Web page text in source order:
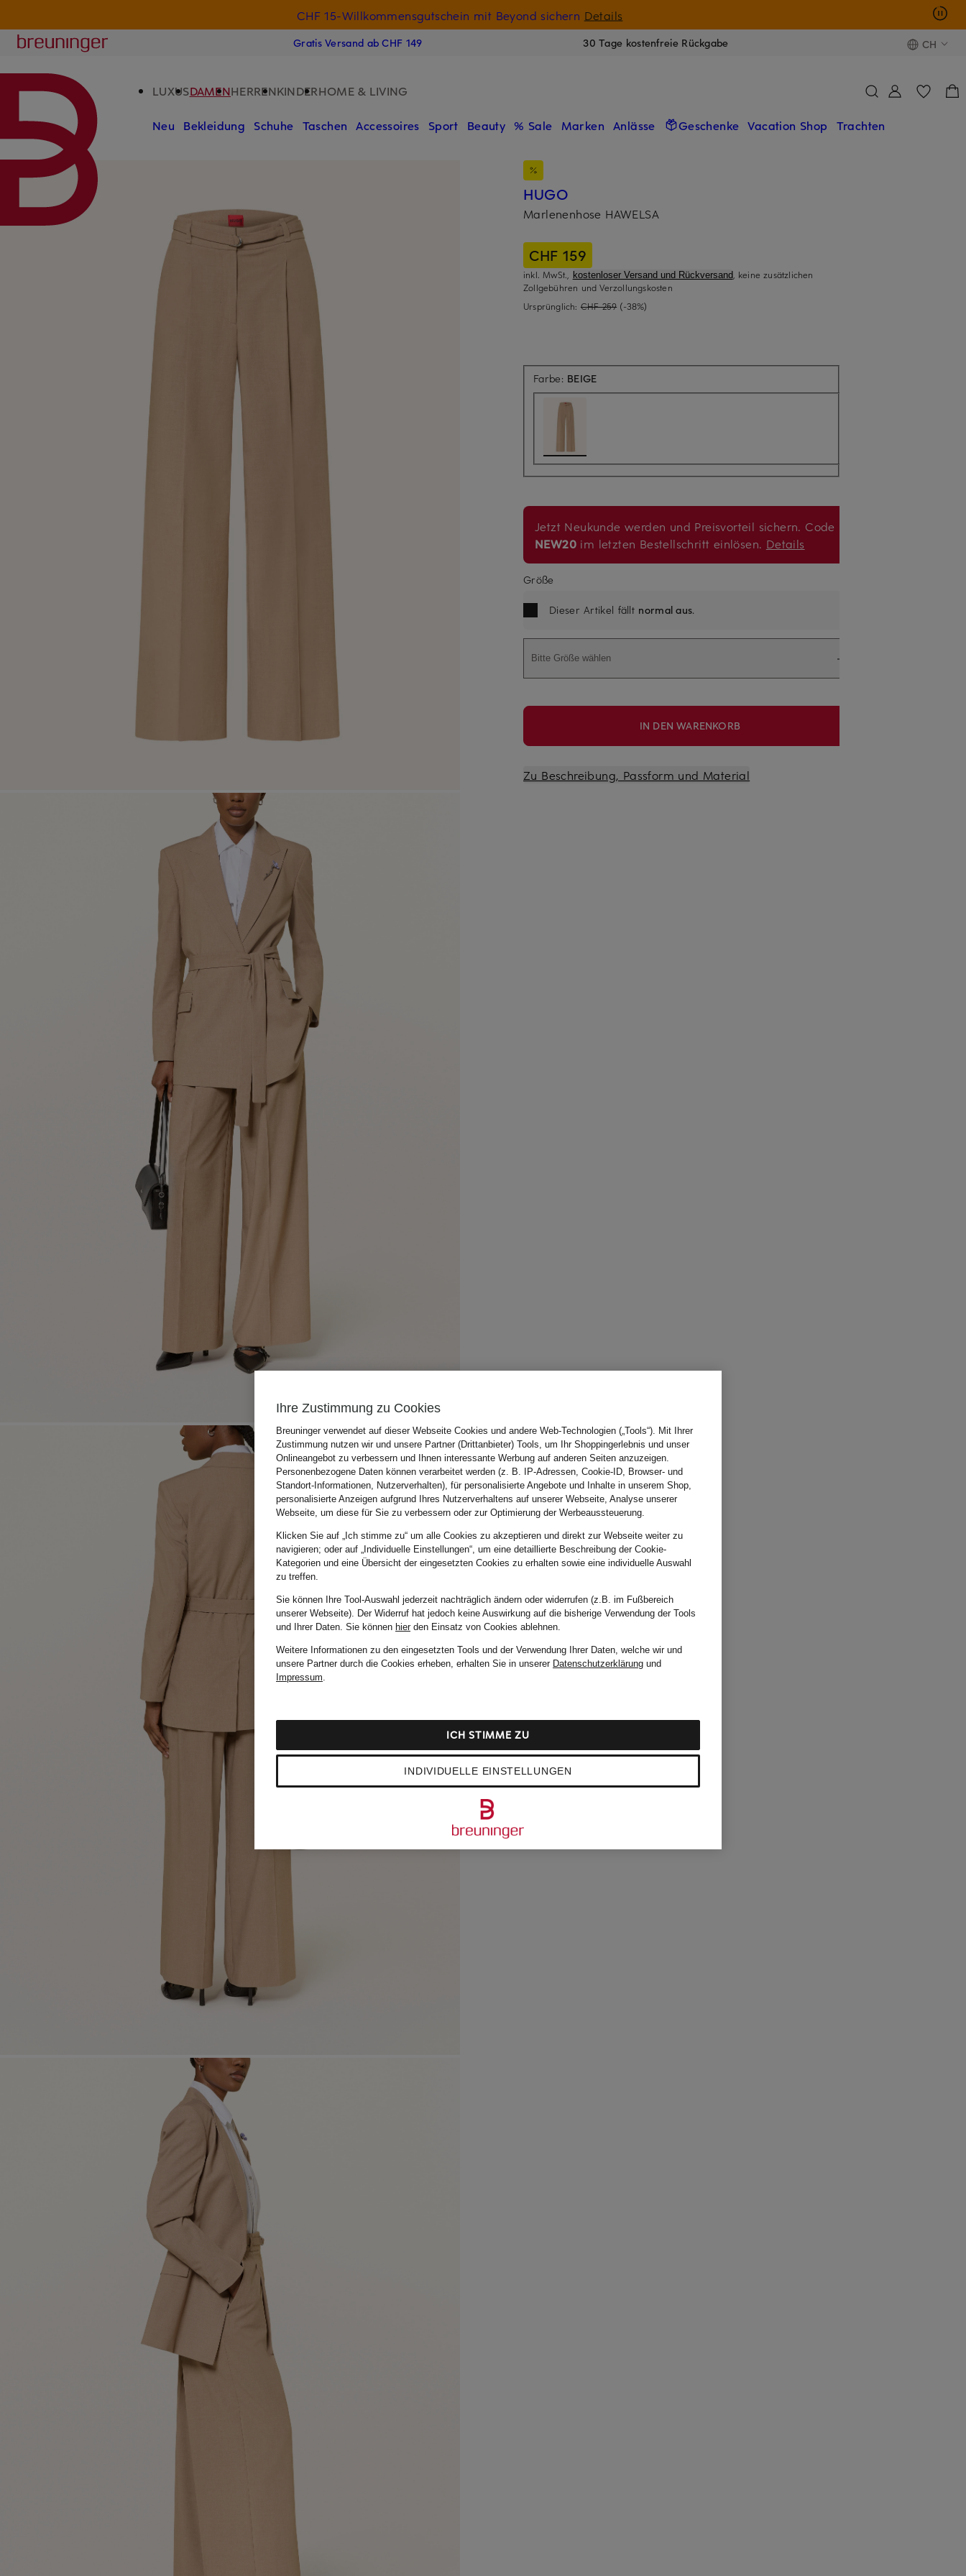
CHF 15-Willkommensgutschein mit Beyond sichern Details
Breuninger
Gratis Versand ab CHF 149 30 Tage kostenfreie Rückgabe CH
LUXUSDAMENHERRENKINDERHOME & LIVING
Neu Bekleidung Schuhe Taschen Accessoires Sport Beauty % Sale Marken Anlässe Geschenke Vacation Shop Trachten
HUGO
Marlenenhose HAWELSA
CHF 159
inkl. MwSt., kostenloser Versand und Rückversand, keine zusätzlichen
Zollgebühren und Verzollungskosten
Ursprünglich: CHF 259 (-38%)
Farbe: BEIGE
Jetzt Neukunde werden und Preisvorteil sichern. Code
NEW20 im letzten Bestellschritt einlösen. Details
Größe
Dieser Artikel fällt normal aus.
Bitte Größe wählen
IN DEN WARENKORB
Zu Beschreibung, Passform und Material
Ihre Zustimmung zu Cookies
Breuninger verwendet auf dieser Webseite Cookies und andere Web-Technologien („Tools“). Mit Ihrer
Zustimmung nutzen wir und unsere Partner (Drittanbieter) Tools, um Ihr Shoppingerlebnis und unser
Onlineangebot zu verbessern und Ihnen interessante Werbung auf anderen Seiten anzuzeigen.
Personenbezogene Daten können verarbeitet werden (z. B. IP-Adressen, Cookie-ID, Browser- und
Standort-Informationen, Nutzerverhalten), für personalisierte Angebote und Inhalte in unserem Shop,
personalisierte Anzeigen aufgrund Ihres Nutzerverhaltens auf unserer Webseite, Analyse unserer
Webseite, um diese für Sie zu verbessern oder zur Optimierung der Werbeaussteuerung.
Klicken Sie auf „Ich stimme zu“ um alle Cookies zu akzeptieren und direkt zur Webseite weiter zu
navigieren; oder auf „Individuelle Einstellungen“, um eine detaillierte Beschreibung der Cookie-
Kategorien und eine Übersicht der eingesetzten Cookies zu erhalten sowie eine individuelle Auswahl
zu treffen.
Sie können Ihre Tool-Auswahl jederzeit nachträglich ändern oder widerrufen (z.B. im Fußbereich
unserer Webseite). Der Widerruf hat jedoch keine Auswirkung auf die bisherige Verwendung der Tools
und Ihrer Daten. Sie können hierden Einsatz von Cookies ablehnen.
Weitere Informationen zu den eingesetzten Tools und der Verwendung Ihrer Daten, welche wir und
unsere Partner durch die Cookies erheben, erhalten Sie in unserer Datenschutzerklärung und
Impressum.
INDIVIDUELLE EINSTELLUNGEN
ICH STIMME ZU